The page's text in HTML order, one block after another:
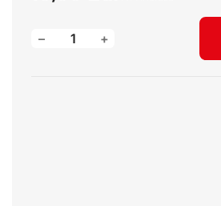
+
–